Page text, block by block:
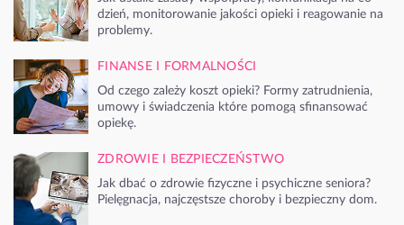
dzień, monitorowanie jakości opieki i reagowanie na
problemy.
FINANSE I FORMALNOŚCI
Od czego zależy koszt opieki? Formy zatrudnienia,
umowy i świadczenia które pomogą sfinansować
opiekę.
ZDROWIE I BEZPIECZEŃSTWO
Jak dbać o zdrowie fizyczne i psychiczne seniora?
Pielęgnacja, najczęstsze choroby i bezpieczny dom.